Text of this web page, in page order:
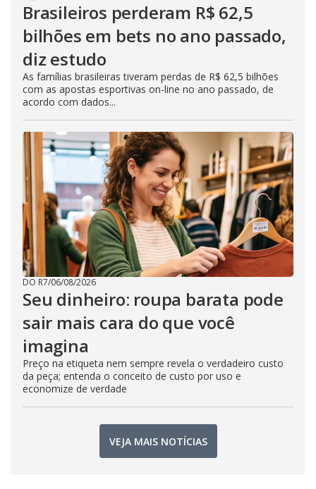
Brasileiros perderam R$ 62,5
bilhões em bets no ano passado,
diz estudo
As famílias brasileiras tiveram perdas de R$ 62,5 bilhões
com as apostas esportivas on-line no ano passado, de
acordo com dados...
DO R7/06/08/2026
Seu dinheiro: roupa barata pode
sair mais cara do que você
imagina
Preço na etiqueta nem sempre revela o verdadeiro custo
da peça; entenda o conceito de custo por uso e
economize de verdade
VEJA MAIS NOTÍCIAS